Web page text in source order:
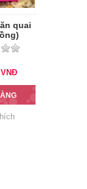
quai
VNĐ